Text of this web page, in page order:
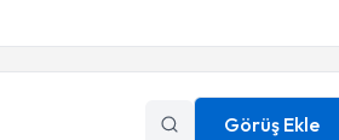
Görüş Ekle